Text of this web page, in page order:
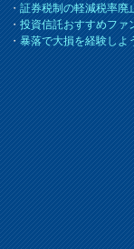
・証券税制の軽減税率廃
・投資信託おすすめファ
・暴落で大損を経験しよ